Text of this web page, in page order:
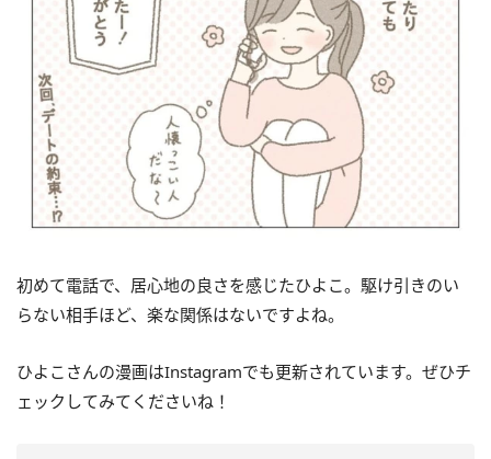
初めて電話で、居心地の良さを感じたひよこ。駆け引きのい
らない相手ほど、楽な関係はないですよね。
ひよこさんの漫画はInstagramでも更新されています。ぜひチ
ェックしてみてくださいね！